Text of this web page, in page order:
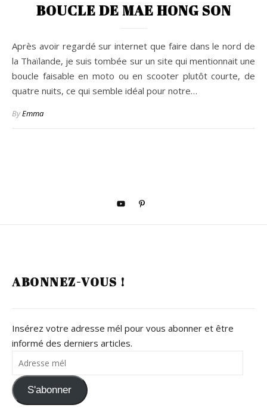
BOUCLE DE MAE HONG SON
Après avoir regardé sur internet que faire dans le nord de
la Thaïlande, je suis tombée sur un site qui mentionnait une
boucle faisable en moto ou en scooter plutôt courte, de
quatre nuits, ce qui semble idéal pour notre…
ByEmma
ABONNEZ-VOUS !
Insérez votre adresse mél pour vous abonner et être
informé des derniers articles.
Adresse mél
S'abonner